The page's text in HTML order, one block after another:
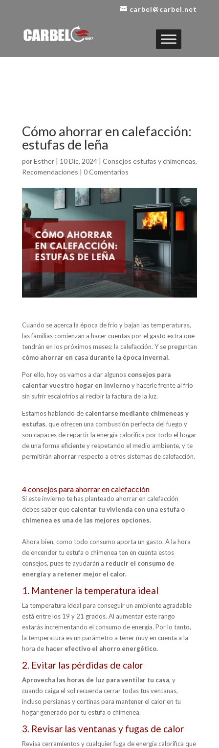
carbel@carbel.net
Cómo ahorrar en calefacción:
estufas de leña
porEsther| 10 Dic, 2024| Consejos estufas y chimeneas,
Recomendaciones | 0 Comentarios
Cuando se acerca la época de frío y bajan las temperaturas,
las familias comienzan a hacer cuentas por el gasto extra que
tendrán en los próximos meses: la calefacción. Y se preguntan
cómo ahorrar en casa durante la época invernal.
Por ello, hoy os vamos a dar algunosconsejos para
calentar vuestro hogar en inviernoy hacerle frente al frío
sin sufrir escalofríos al recibir la factura de la luz.
Estamos hablando de calentarse mediante chimeneas y
estufas, que ofrecen una combustión perfecta del fuego y
son capaces de repartir la energía calorífica por todo el hogar
de una forma eficiente y respetando el medio ambiente, y te
permitirán ahorrarrespecto a otros sistemas de calefacción.
4 consejos para ahorrar en calefacción
Si este invierno te has planteado ahorrar en calefacción
debes saber que calentar tu vivienda con una estufa o
chimenea es una de las mejores opciones.
Ahora bien, como todo consumo aporta un gasto. A la hora
de encender tu estufa o chimenea ten en cuenta estos
consejos, pues te ayudarán a reducir el consumo de
energía y a retener mejor el calor.
1. Mantener la temperatura ideal
La temperatura ideal para conseguir un ambiente agradable
está entre los 19 y 21 grados. Al aumentar este rango
estarás incrementando el consumo de energía. Por lo tanto,
la temperatura es un parámetro a tener muy en cuenta a la
hora de hacer efectivo el ahorro energético.
2. Evitar las pérdidas de calor
Aprovecha las horas de luz para ventilar tu casa, y
cuando caiga el sol recuerda cerrar todas tus ventanas,
incluso persianas y cortinas para mantener el calor en tu
hogar generado por tu estufa o chimenea.
3. Revisar las ventanas y fugas de calor
Revisa cerramientos y cualquier fuga de energía calorífica que